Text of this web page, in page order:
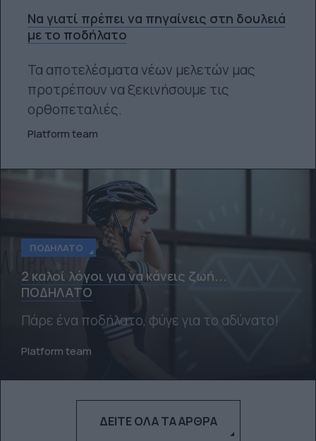
Να γιατί πρέπει να πηγαίνεις στη δουλειά
με το ποδήλατο
Τα αποτελέσματα νέων μελετών μας
προτρέπουν να ξεκινήσουμε τις
ορθοπεταλιές.
Platform team
ΠΟΔΉΛΑΤΟ
2 καλοί λόγοι για να κάνεις ζωή...
ΠΟΔΗΛΑΤΟ
Πάρε ένα ποδήλατο, φύγε για το αδύνατο!
Platform team
ΔΕΊΤΕ ΌΛΑ ΤΑ ΆΡΘΡΑ